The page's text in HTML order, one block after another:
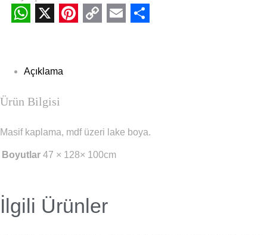
Açıklama
Ürün Bilgisi
Masif kaplama, mdf üzeri lake boya.
Boyutlar 47 × 128× 100cm
İlgili Ürünler